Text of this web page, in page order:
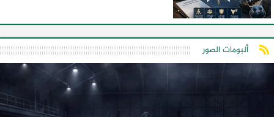
ألبومات الصور